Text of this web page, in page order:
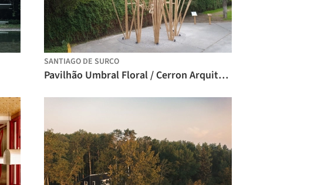
SANTIAGO DE SURCO
Pavilhão Umbral Floral / Cerron Arquitectos